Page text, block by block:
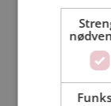
Single synes
Menn fra Tysvær
Date kvinner i
Date menn i